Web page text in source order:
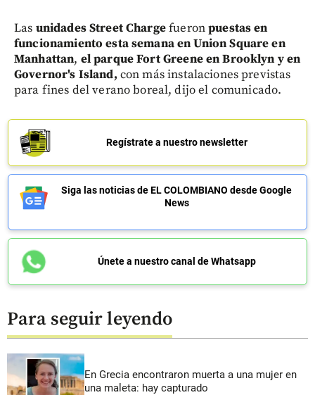
Las unidades Street Chargefueronpuestas en
funcionamiento esta semana en Union Square en
Manhattan, el parque Fort Greene en Brooklyn y en
Governor's Island, con más instalaciones previstas
para fines del verano boreal, dijo el comunicado.
Regístrate a nuestro newsletter
Siga las noticias de EL COLOMBIANO desde Google
News
Únete a nuestro canal de Whatsapp
Para seguir leyendo
En Grecia encontraron muerta a una mujer en
una maleta: hay capturado